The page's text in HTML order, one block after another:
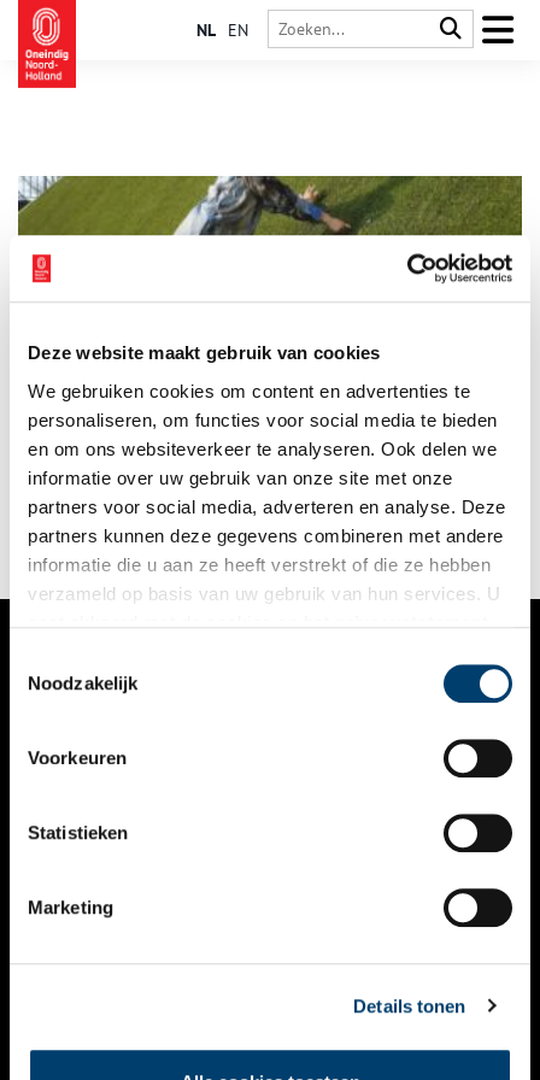
Deze website maakt gebruik van cookies
We gebruiken cookies om content en advertenties te
personaliseren, om functies voor social media te bieden
en om ons websiteverkeer te analyseren. Ook delen we
informatie over uw gebruik van onze site met onze
partners voor social media, adverteren en analyse. Deze
partners kunnen deze gegevens combineren met andere
informatie die u aan ze heeft verstrekt of die ze hebben
verzameld op basis van uw gebruik van hun services. U
Noodzakelijk
Voorkeuren
Statistieken
Marketing
Details tonen
NL EN
De persoon van Hans Brinker is ontsproten aan de fantasie van
de Amerikaanse kinderboekenschrijfster Mary Mapes Dodge.
Zoals in het verhaal van het Noordhollands Archief op deze
website wordt uitgelegd, is Hans Brinker niet de jongen die
zijn vinger in de dijk steekt. Dat is immers een anonieme
jongen die in Haarlem woont. Maar waar komt Hans Brinker
zèlf vandaan?
VERHALEN
KALENDER
THEMA’S
VIDEO’S
CONTACT